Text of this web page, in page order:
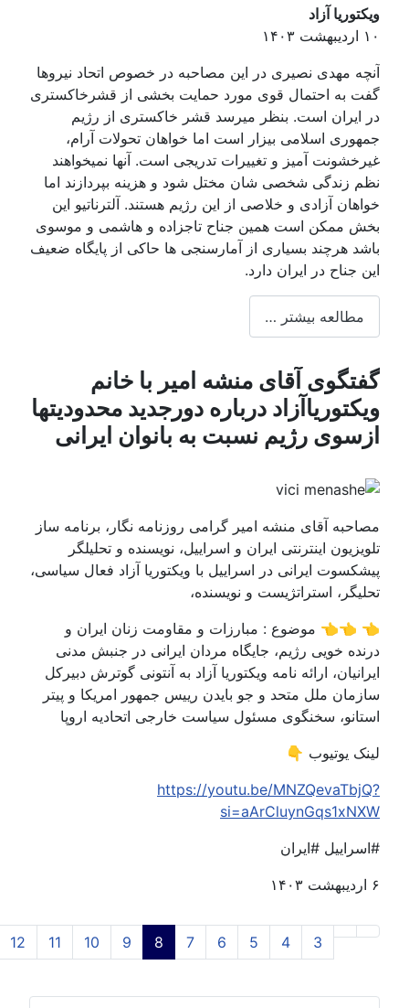
آزاد
مهدی نصیری در این مصاحبه در خصوص اتحاد نیروها
به احتمال قوی مورد حمایت بخشی از قشرخاکستری
است. بنظر میرسد قشر خاکستری از رژیم
اسلامی بیزار است اما خواهان تحولات آرام،
آمیز و تغییرات تدریجی است. آنها نمیخواهند
زندگی شخصی شان مختل شود و هزینه بپردازند اما
آزادی و خلاصی از این رژیم هستند. آلترناتیو این
ممکن است همین جناح تاجزاده و هاشمی و موسوی
هرچند بسیاری از آمارسنجی ها حاکی از پایگاه ضعیف
جناح در ایران دارد.
بیشتر …
آقای منشه امیر با خانم
درباره دورجدید محدودیتها
رژیم نسبت به بانوان ایرانی
آقای منشه امیر گرامی روزنامه نگار، برنامه ساز
اینترنتی ایران و اسراییل، نویسنده و تحلیلگر
ایرانی در اسراییل با ویکتوریا آزاد فعال سیاسی،
استراتژیست و نویسنده،
موضوع : مبارزات و مقاومت زنان ایران و
خویی رژیم، جایگاه مردان ایرانی در جنبش مدنی
ارائه نامه ویکتوریا آزاد به آنتونی گوترش دبیرکل
ملل متحد و جو بایدن رییس جمهور امریکا و پیتر
سخنگوی مسئول سیاست خارجی اتحادیه اروپا
یوتیوب 👇
https://youtu.be/
#ایران
صفحه8 از14 3
4
11
12